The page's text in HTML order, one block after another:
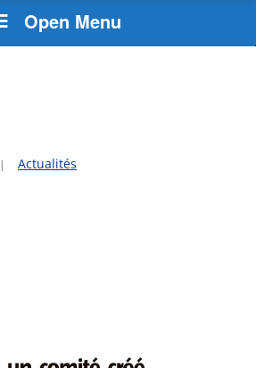
Open Menu
Actualités